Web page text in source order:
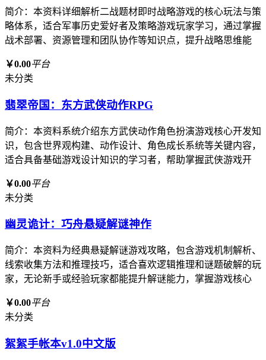
简介：本资料详细解析二战题材即时战略游戏的核心玩法与策
略体系，适合军事历史爱好者及策略游戏玩家学习，通过掌握
战术部署、资源管理和团队协作等知识点，提升战略思维能
￥0.00平台
未分类
翡翠帝国：东方武侠动作RPG
简介：本资料系统介绍东方武侠动作角色扮演游戏核心开发知
识，包含世界观构建、动作设计、角色成长系统等关键内容，
适合具备基础游戏设计知识的学习者，帮助掌握武侠游戏开
￥0.00平台
未分类
幽灵诡计：巧舟悬疑解谜神作
简介：本资料为经典悬疑解谜游戏攻略，包含游戏机制解析、
线索收集方法和推理技巧，适合喜欢逻辑推理和谜题破解的玩
家，无论新手或经验玩家都能提升解谜能力，掌握游戏核心
￥0.00平台
未分类
絮絮手帐本v1.0中文版